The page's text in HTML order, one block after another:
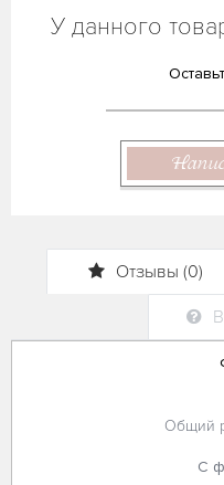
У данного
Отзывы (0)
Общий
С